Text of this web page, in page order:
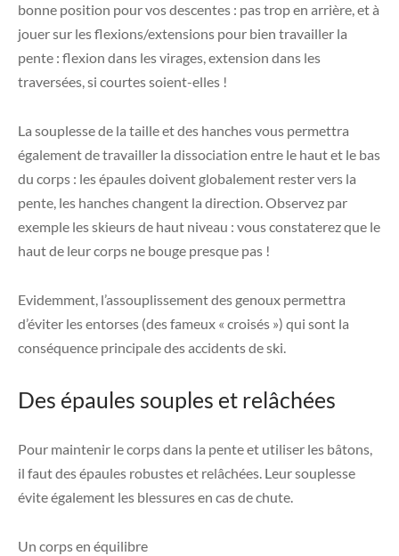
bonne position pour vos descentes : pas trop en arrière, et à
jouer sur les flexions/extensions pour bien travailler la
pente : flexion dans les virages, extension dans les
traversées, si courtes soient-elles !
La souplesse de la taille et des hanches vous permettra
également de travailler la dissociation entre le haut et le bas
du corps : les épaules doivent globalement rester vers la
pente, les hanches changent la direction. Observez par
exemple les skieurs de haut niveau : vous constaterez que le
haut de leur corps ne bouge presque pas !
Evidemment, l’assouplissement des genoux permettra
d’éviter les entorses (des fameux « croisés ») qui sont la
conséquence principale des accidents de ski.
Des épaules souples et relâchées
Pour maintenir le corps dans la pente et utiliser les bâtons,
il faut des épaules robustes et relâchées. Leur souplesse
évite également les blessures en cas de chute.
Un corps en équilibre